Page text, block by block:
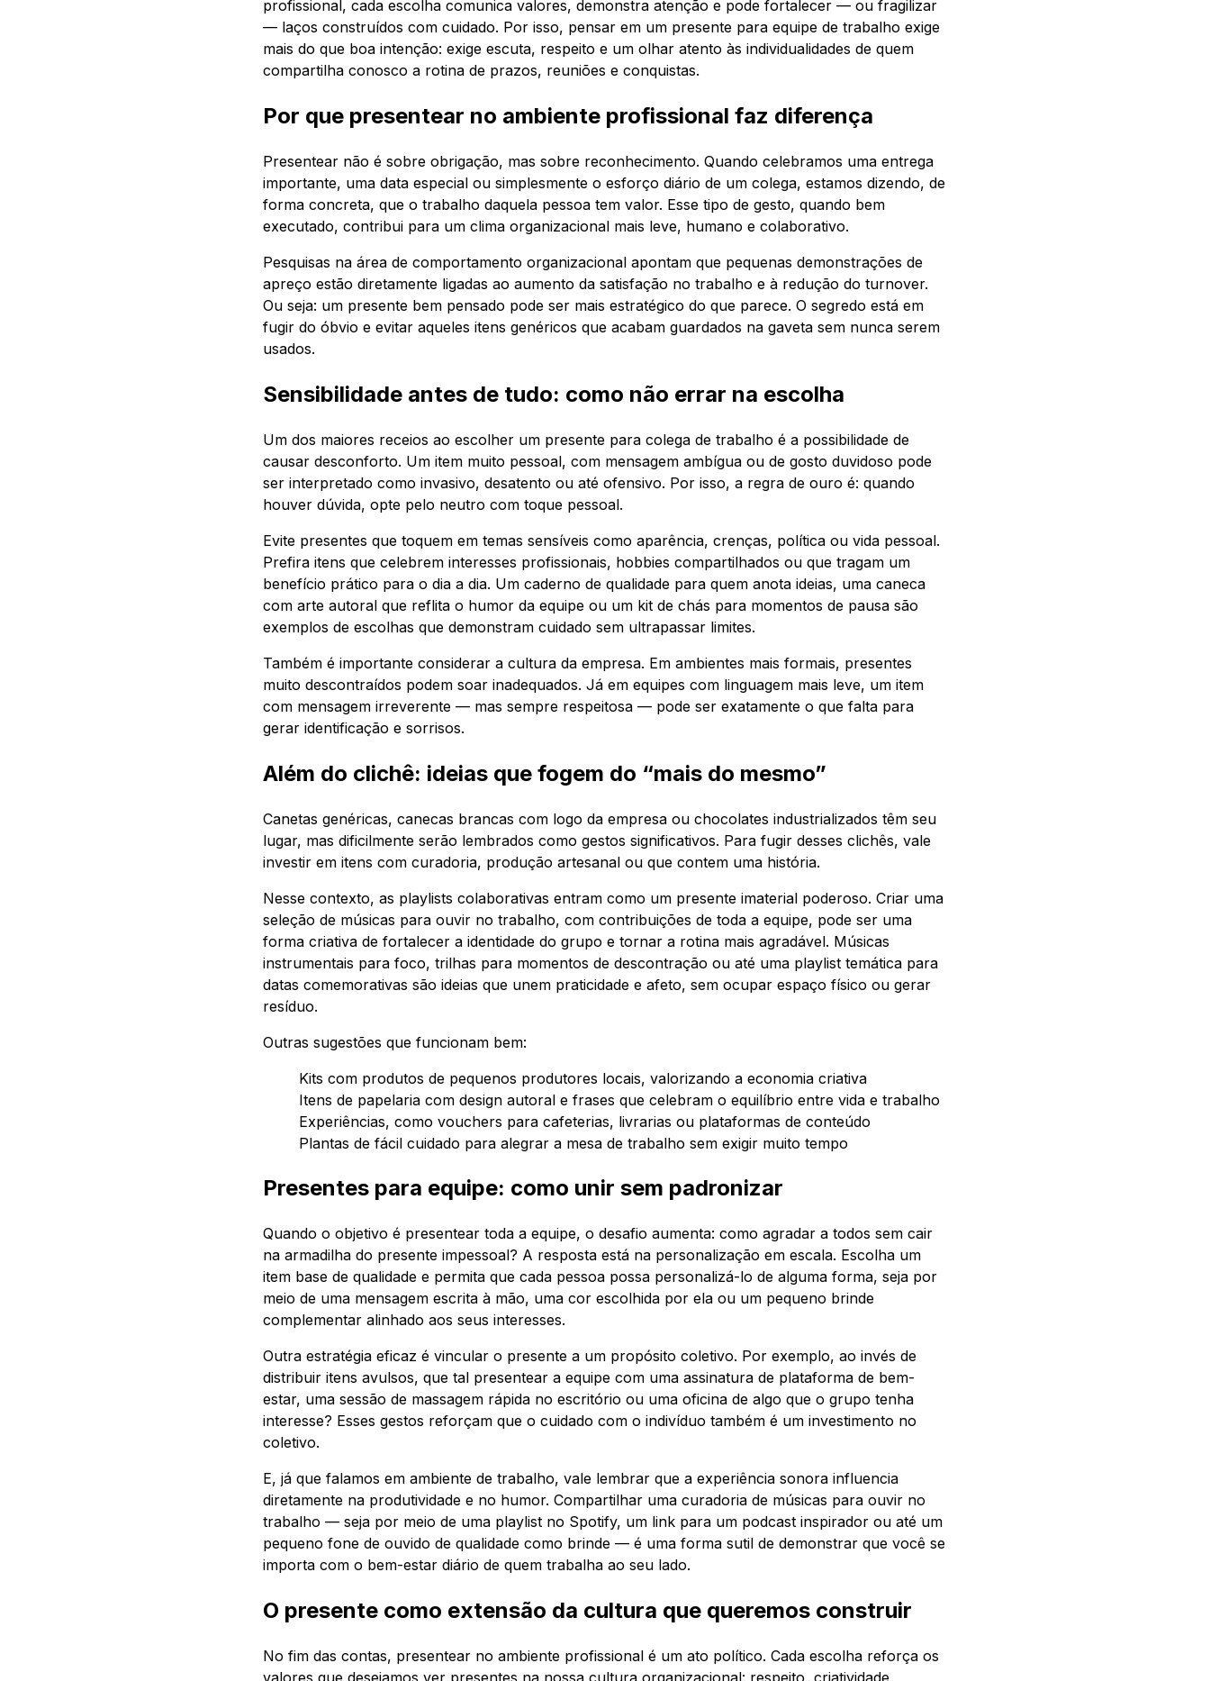
profissional, cada escolha comunica valores, demonstra atenção e pode fortalecer — ou fragilizar
— laços construídos com cuidado. Por isso, pensar em um presente para equipe de trabalho exige
mais do que boa intenção: exige escuta, respeito e um olhar atento às individualidades de quem
compartilha conosco a rotina de prazos, reuniões e conquistas.
Por que presentear no ambiente profissional faz diferença
Presentear não é sobre obrigação, mas sobre reconhecimento. Quando celebramos uma entrega
importante, uma data especial ou simplesmente o esforço diário de um colega, estamos dizendo, de
forma concreta, que o trabalho daquela pessoa tem valor. Esse tipo de gesto, quando bem
executado, contribui para um clima organizacional mais leve, humano e colaborativo.
Pesquisas na área de comportamento organizacional apontam que pequenas demonstrações de
apreço estão diretamente ligadas ao aumento da satisfação no trabalho e à redução do turnover.
Ou seja: um presente bem pensado pode ser mais estratégico do que parece. O segredo está em
fugir do óbvio e evitar aqueles itens genéricos que acabam guardados na gaveta sem nunca serem
usados.
Sensibilidade antes de tudo: como não errar na escolha
Um dos maiores receios ao escolher um presente para colega de trabalho é a possibilidade de
causar desconforto. Um item muito pessoal, com mensagem ambígua ou de gosto duvidoso pode
ser interpretado como invasivo, desatento ou até ofensivo. Por isso, a regra de ouro é: quando
houver dúvida, opte pelo neutro com toque pessoal.
Evite presentes que toquem em temas sensíveis como aparência, crenças, política ou vida pessoal.
Prefira itens que celebrem interesses profissionais, hobbies compartilhados ou que tragam um
benefício prático para o dia a dia. Um caderno de qualidade para quem anota ideias, uma caneca
com arte autoral que reflita o humor da equipe ou um kit de chás para momentos de pausa são
exemplos de escolhas que demonstram cuidado sem ultrapassar limites.
Também é importante considerar a cultura da empresa. Em ambientes mais formais, presentes
muito descontraídos podem soar inadequados. Já em equipes com linguagem mais leve, um item
com mensagem irreverente — mas sempre respeitosa — pode ser exatamente o que falta para
gerar identificação e sorrisos.
Além do clichê: ideias que fogem do “mais do mesmo”
Canetas genéricas, canecas brancas com logo da empresa ou chocolates industrializados têm seu
lugar, mas dificilmente serão lembrados como gestos significativos. Para fugir desses clichês, vale
investir em itens com curadoria, produção artesanal ou que contem uma história.
Nesse contexto, as playlists colaborativas entram como um presente imaterial poderoso. Criar uma
seleção de músicas para ouvir no trabalho, com contribuições de toda a equipe, pode ser uma
forma criativa de fortalecer a identidade do grupo e tornar a rotina mais agradável. Músicas
instrumentais para foco, trilhas para momentos de descontração ou até uma playlist temática para
datas comemorativas são ideias que unem praticidade e afeto, sem ocupar espaço físico ou gerar
resíduo.
Outras sugestões que funcionam bem:
Kits com produtos de pequenos produtores locais, valorizando a economia criativa
Itens de papelaria com design autoral e frases que celebram o equilíbrio entre vida e trabalho
Experiências, como vouchers para cafeterias, livrarias ou plataformas de conteúdo
Plantas de fácil cuidado para alegrar a mesa de trabalho sem exigir muito tempo
Presentes para equipe: como unir sem padronizar
Quando o objetivo é presentear toda a equipe, o desafio aumenta: como agradar a todos sem cair
na armadilha do presente impessoal? A resposta está na personalização em escala. Escolha um
item base de qualidade e permita que cada pessoa possa personalizá-lo de alguma forma, seja por
meio de uma mensagem escrita à mão, uma cor escolhida por ela ou um pequeno brinde
complementar alinhado aos seus interesses.
Outra estratégia eficaz é vincular o presente a um propósito coletivo. Por exemplo, ao invés de
distribuir itens avulsos, que tal presentear a equipe com uma assinatura de plataforma de bem-
estar, uma sessão de massagem rápida no escritório ou uma oficina de algo que o grupo tenha
interesse? Esses gestos reforçam que o cuidado com o indivíduo também é um investimento no
coletivo.
E, já que falamos em ambiente de trabalho, vale lembrar que a experiência sonora influencia
diretamente na produtividade e no humor. Compartilhar uma curadoria de músicas para ouvir no
trabalho — seja por meio de uma playlist no Spotify, um link para um podcast inspirador ou até um
pequeno fone de ouvido de qualidade como brinde — é uma forma sutil de demonstrar que você se
importa com o bem-estar diário de quem trabalha ao seu lado.
O presente como extensão da cultura que queremos construir
No fim das contas, presentear no ambiente profissional é um ato político. Cada escolha reforça os